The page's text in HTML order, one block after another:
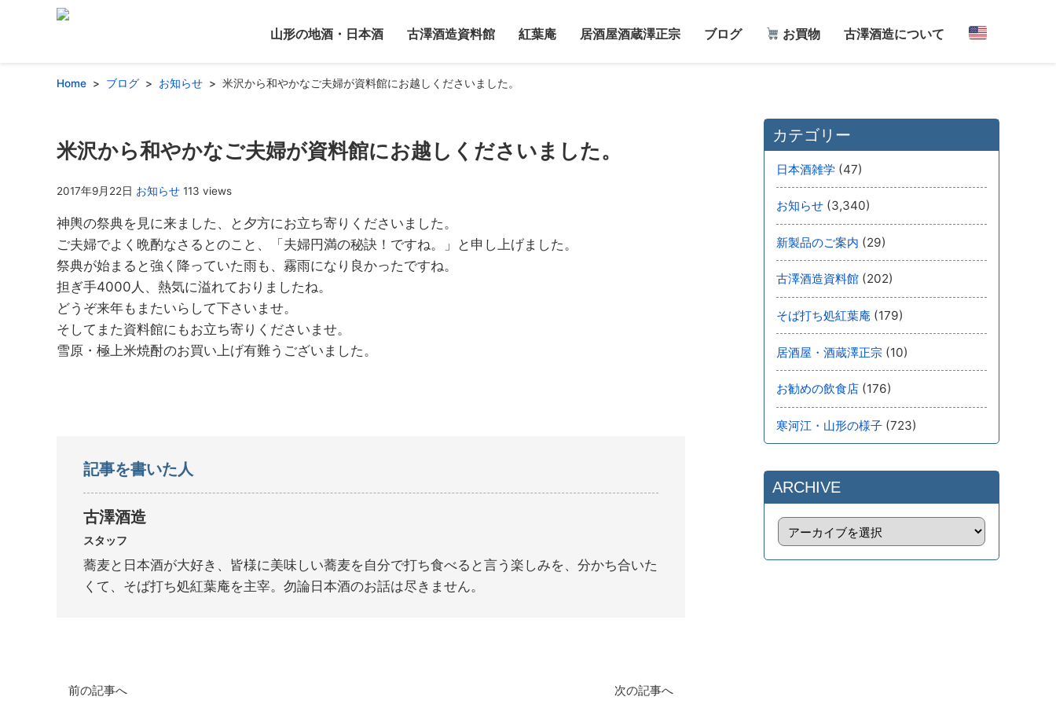
山形の地酒・日本酒 古澤酒造資料館 紅葉庵 居酒屋酒蔵澤正宗 ブログ お買物 古澤酒造について
Home ブログ お知らせ 米沢から和やかなご夫婦が資料館にお越しくださいました。
米沢から和やかなご夫婦が資料館にお越しくださいました。
2017年9月22日 お知らせ 113 views
神輿の祭典を見に来ました、と夕方にお立ち寄りくださいました。
ご夫婦でよく晩酌なさるとのこと、「夫婦円満の秘訣！ですね。」と申し上げました。
祭典が始まると強く降っていた雨も、霧雨になり良かったですね。
担ぎ手4000人、熱気に溢れておりましたね。
どうぞ来年もまたいらして下さいませ。
そしてまた資料館にもお立ち寄りくださいませ。
雪原・極上米焼酎のお買い上げ有難うございました。
記事を書いた人
古澤酒造
スタッフ
蕎麦と日本酒が大好き、皆様に美味しい蕎麦を自分で打ち食べると言う楽しみを、分かち合いた
くて、そば打ち処紅葉庵を主宰。勿論日本酒のお話は尽きません。
前の記事へ 次の記事へ
カテゴリー
日本酒雑学 (47)
お知らせ (3,340)
新製品のご案内 (29)
古澤酒造資料館 (202)
そば打ち処紅葉庵 (179)
居酒屋・酒蔵澤正宗 (10)
お勧めの飲食店 (176)
寒河江・山形の様子 (723)
ARCHIVE